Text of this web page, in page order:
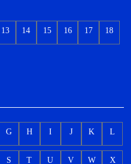
13 14 15 16 17 18
G H I J K L
S T U V W X